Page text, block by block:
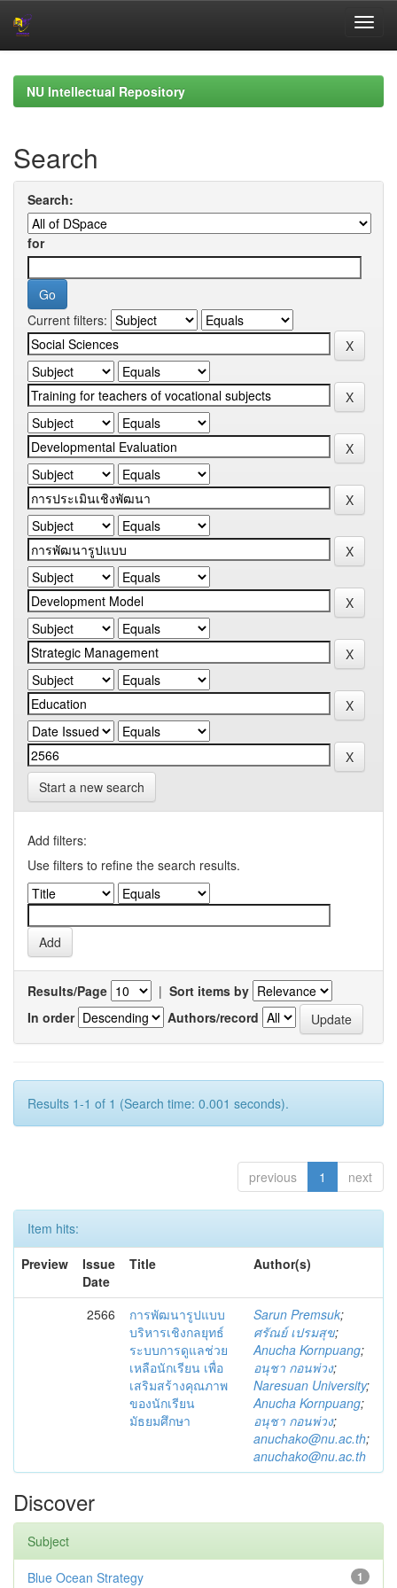
navigationNU Intellectual Repository
Search
Search:
for
Current filters:
Start a new search
Add filters:
Use filters to refine the search results.
Results/Page | Sort items by
In order
Authors/record
Results 1-1 of 1 (Search time: 0.001 seconds).
previous 1 next
Item hits:
Preview
Issue
Date
Title Author(s)
2566
การพัฒนารูปแบบ
บริหารเชิงกลยุทธ์
ระบบการดูแลช่วย
เหลือนักเรียน เพื่อ
เสริมสร้างคุณภาพ
ของนักเรียน
มัธยมศึกษา
Sarun Premsuk;
ศรัณย์ เปรมสุข;
Anucha Kornpuang;
อนุชา กอนพ่วง;
Naresuan University;
Anucha Kornpuang;
อนุชา กอนพ่วง;
anuchako@nu.ac.th;
anuchako@nu.ac.th
Discover
Subject
1
Blue Ocean Strategy